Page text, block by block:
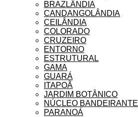
BRAZLÂNDIA
CANDANGOLÂNDIA
CEILÂNDIA
COLORADO
CRUZEIRO
ENTORNO
ESTRUTURAL
GAMA
GUARÁ
ITAPOÃ
JARDIM BOTÂNICO
NÚCLEO BANDEIRANTE
PARANOÁ